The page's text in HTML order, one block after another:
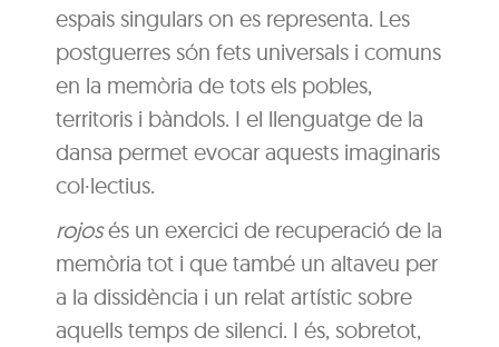
espais singulars on es representa. Les
postguerres són fets universals i comuns
en la memòria de tots els pobles,
territoris i bàndols. I el llenguatge de la
dansa permet evocar aquests imaginaris
col·lectius.
rojosés un exercici de recuperació de la
memòria tot i que també un altaveu per
a la dissidència i un relat artístic sobre
aquells temps de silenci. I és, sobretot,